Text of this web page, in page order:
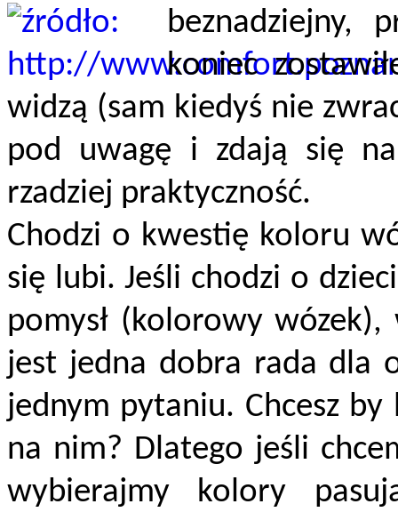
beznadziejny,
koniec
widzą (sam kiedyś nie
pod uwagę i zdają się
rzadziej praktyczność.
Chodzi o kwestię koloru
się lubi. Jeśli chodzi o
pomysł (kolorowy
jest jedna dobra rada dla
jednym pytaniu. Chcesz
na nim? Dlatego jeśli
wybierajmy kolory